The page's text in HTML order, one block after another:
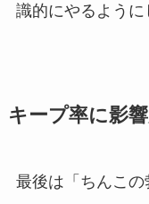
識的にやるように
キープ率に影
最後は「ちんこの